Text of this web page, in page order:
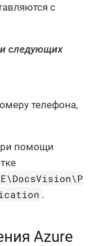
с
следующих
телефона,
помощи
.
Azure